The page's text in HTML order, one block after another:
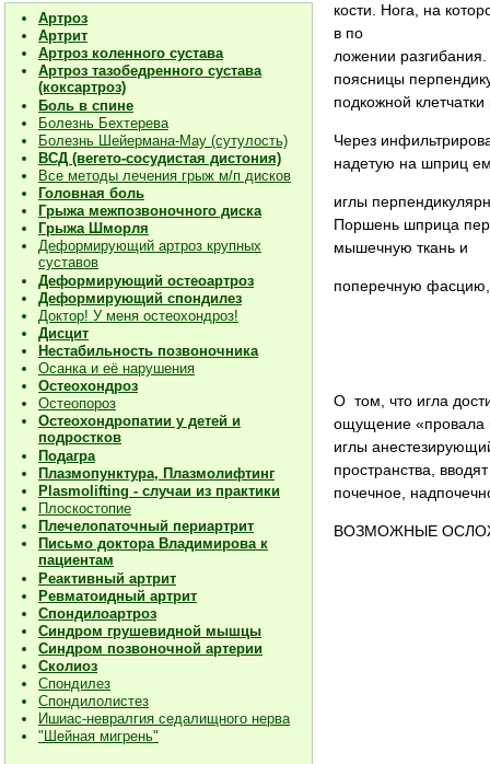
Артроз
Артрит
Артроз коленного сустава
Артроз тазобедренного сустава
(коксартроз)
Боль в спине
Болезнь Бехтерева
Болезнь Шейермана-Мау (сутулость)
ВСД (вегето-сосудистая дистония)
Все методы лечения грыж м/п дисков
Головная боль
Грыжа межпозвоночного диска
Грыжа Шморля
Деформирующий артроз крупных
суставов
Деформирующий остеоартроз
Деформирующий спондилез
Доктор! У меня остеохондроз!
Дисцит
Нестабильность позвоночника
Осанка и её нарушения
Остеохондроз
Остеопороз
Остеохондропатии у детей и
подростков
Подагра
Плазмопунктура, Плазмолифтинг
Plasmolifting - случаи из практики
Плоскостопие
Плечелопаточный периартрит
Письмо доктора Владимирова к
пациентам
Реактивный артрит
Ревматоидный артрит
Спондилоартроз
Синдром грушевидной мышцы
Синдром позвоночной артерии
Сколиоз
Спондилез
Спондилолистез
Ишиас-невралгия седалищного нерва
"Шейная мигрень"
кости. Нога, на
в по­
ложении
поясницы
подкожной
Через
надетую на шприц
иглы
Поршень шприца
мышечную ткань и
поперечную фасцию,
О том, что игла
ощущение «провала
иглы
пространства,
почечное,
ВОЗМОЖНЫЕ